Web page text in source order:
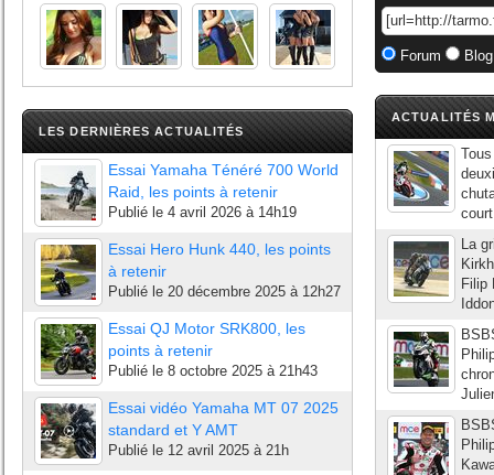
LES DERNIÈRES ACTUALITÉS
Essai Yamaha Ténéré 700 World
Raid, les points à retenir
Publié le 4 avril 2026 à 14h19
Essai Hero Hunk 440, les points
à retenir
Publié le 20 décembre 2025 à 12h27
Essai QJ Motor SRK800, les
points à retenir
Publié le 8 octobre 2025 à 21h43
Essai vidéo Yamaha MT 07 2025
standard et Y AMT
Publié le 12 avril 2025 à 21h
Forum
ACTUALITÉS
La
Filip